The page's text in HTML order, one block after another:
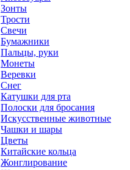
Зонты
Трости
Свечи
Бумажники
Пальцы, руки
Монеты
Веревки
Снег
Катушки для рта
Полоски для бросания
Искусственные животные
Чашки и шары
Цветы
Китайские кольца
Жонглирование